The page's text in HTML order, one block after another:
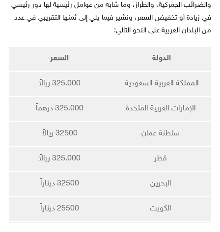
والضرائب الجمركية، والطراز، وما شابه من عوامل رئيسية لها دور رئيسي
في زيادة أو تخفيض السعر، ونشير فيما يلي إلى ثمنها التقريبي في عدد
من البلدان العربية على النحو التالي:
الدولة السعر
المملكة العربية السعودية 325.000 ريالاً
الإمارات العربية المتحدة 325.000 درهماً
سلطنة عمان 32500 ريالاً
قطر 325.000 ريالاً
البحرين 32500 ديناراً
الكويت 25500 ديناراً